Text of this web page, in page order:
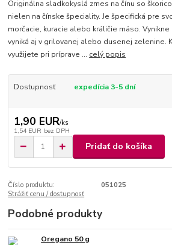
Originálna sladkokyslá zmes na čínu so
nielen na čínske špeciality. Je špecifická pre
morčacie, kuracie alebo králičie mäso.
vyniká aj v grilovanej alebo dusenej zelenine.
využijete pri príprave ... celý popis
Dostupnosť expedícia 3-5 dní
1,90 EUR/ks
1,54 EUR bez DPH
Pridať do košíka
Číslo produktu:
051025
Strážiť cenu / dostupnosť
Podobné produkty
Oregano 50 g